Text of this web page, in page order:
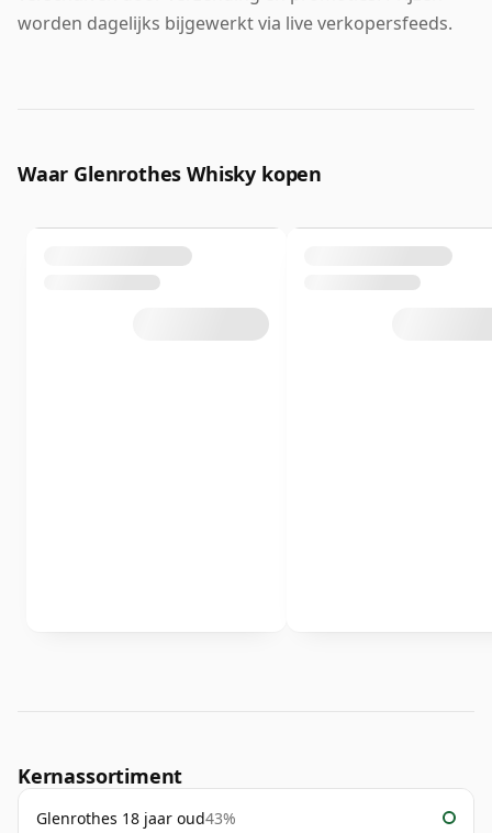
worden dagelijks bijgewerkt via live verkopersfeeds.
Waar Glenrothes Whisky kopen
Kernassortiment
Glenrothes 18 jaar oud43%